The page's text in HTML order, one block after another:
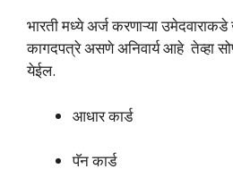
भारती मध्ये अर्ज करणाऱ्या
कागदपत्रे असणे अनिवार्य आहे तेव्हा
येईल.
आधार कार्ड
पॅन कार्ड